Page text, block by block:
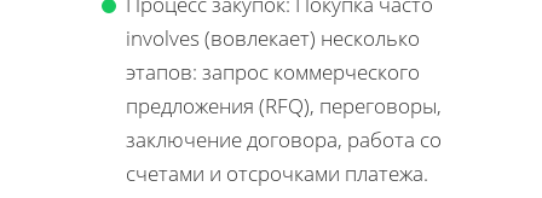
involves (вовлекает) несколько
этапов: запрос коммерческого
предложения (RFQ), переговоры,
заключение договора, работа со
счетами и отсрочками платежа.